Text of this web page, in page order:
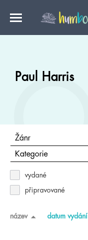
Paul Harris
Žánr
Kategorie
vydané
připravované
název datum vydání